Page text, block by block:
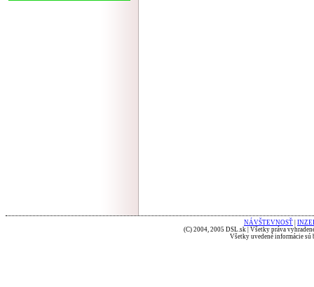
NÁVŠTEVNOSŤ
(C) 2004, 2005 DSL.sk | Všetky práva
Všetky uvedené informácie sú